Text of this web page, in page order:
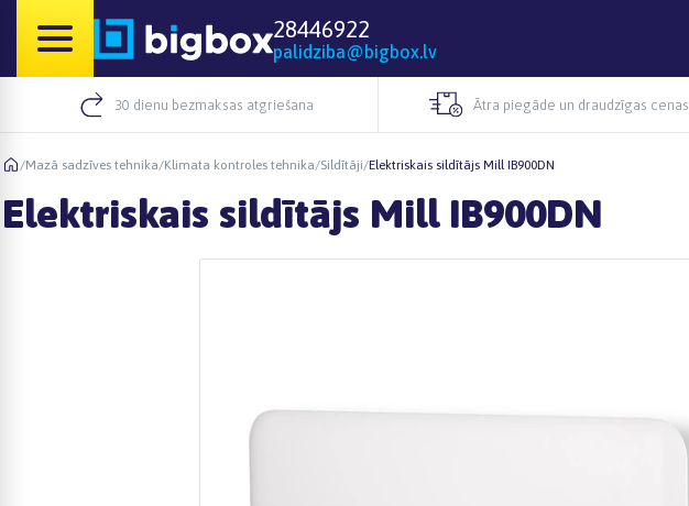
28446922
palidziba@bigbox.lv
30 dienu bezmaksas atgriešana Ātra piegāde un draudzīgas cenas
/Mazā sadzīves tehnika/Klimata kontroles tehnika/Sildītāji/Elektriskais sildītājs Mill IB900DN
Elektriskais sildītājs Mill IB900DN